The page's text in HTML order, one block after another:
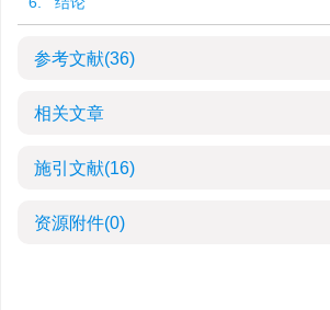
参考文献(36)
相关文章
施引文献(16)
资源附件(0)